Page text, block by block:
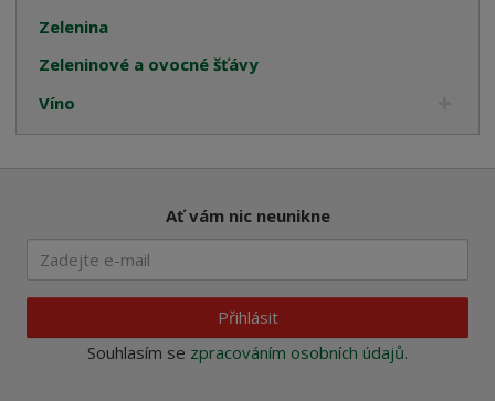
Zelenina
Zeleninové a ovocné šťávy
Víno
Ať vám nic neunikne
Přihlásit
Souhlasím se zpracováním osobních údajů.